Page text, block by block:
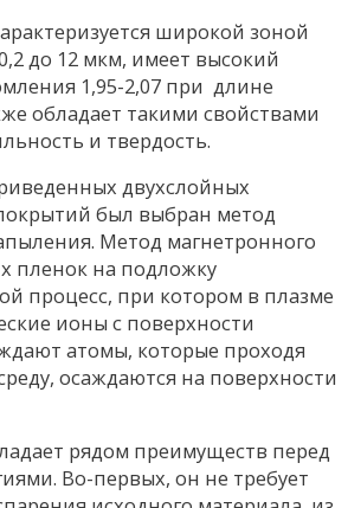
широкой зоной
до 12 мкм, имеет высокий
1,95-2,07 при длине
обладает такими свойствами
и твердость.
двухслойных
был выбран метод
Метод магнетронного
пленок на подложку
процесс, при котором в плазме
ионы с поверхности
атомы, которые проходя
осаждаются на поверхности
рядом преимуществ перед
Во-первых, он не требует